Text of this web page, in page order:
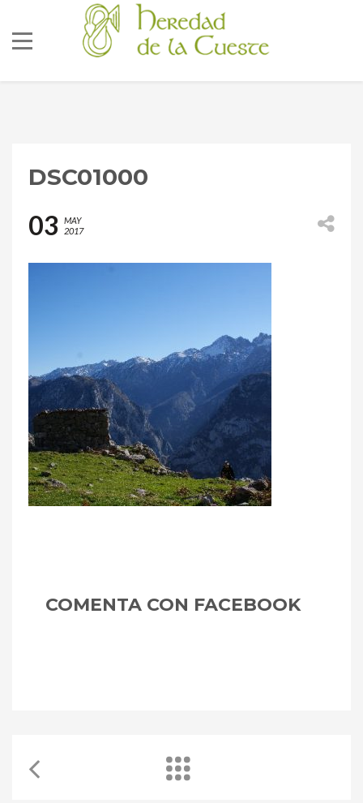
Cangas De Onís -
Asturias
DSC01000
03
MAY
2017
COMENTA CON FACEBOOK